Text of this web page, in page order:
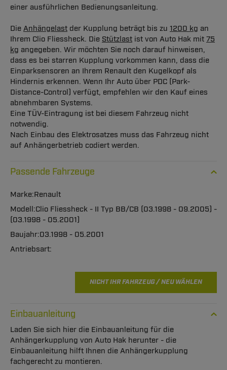
einer ausführlichen Bedienungsanleitung.
Die Anhängelast der Kupplung beträgt bis zu 1200 kg an
Ihrem Clio Fliessheck. Die Stützlast ist von Auto Hak mit 75
kg angegeben. Wir möchten Sie noch darauf hinweisen,
dass es bei starren Kupplung vorkommen kann, dass die
Einparksensoren an Ihrem Renault den Kugelkopf als
Hindernis erkennen. Wenn Ihr Auto über PDC (Park-
Distance-Control) verfügt, empfehlen wir den Kauf eines
abnehmbaren Systems.
Eine TÜV-Eintragung ist bei diesem Fahrzeug nicht
notwendig.
Nach Einbau des Elektrosatzes muss das Fahrzeug nicht
auf Anhängerbetrieb codiert werden.
Passende Fahrzeuge
Renault
Clio Fliessheck - II Typ BB/CB (03.1998 - 09.2005) -
(03.1998 - 05.2001)
03.1998 - 05.2001
NICHT IHR FAHRZEUG / NEU WÄHLEN
Einbauanleitung
Laden Sie sich hier die Einbauanleitung für die
Anhängerkupplung von Auto Hak herunter - die
Einbauanleitung hilft Ihnen die Anhängerkupplung
fachgerecht zu montieren.